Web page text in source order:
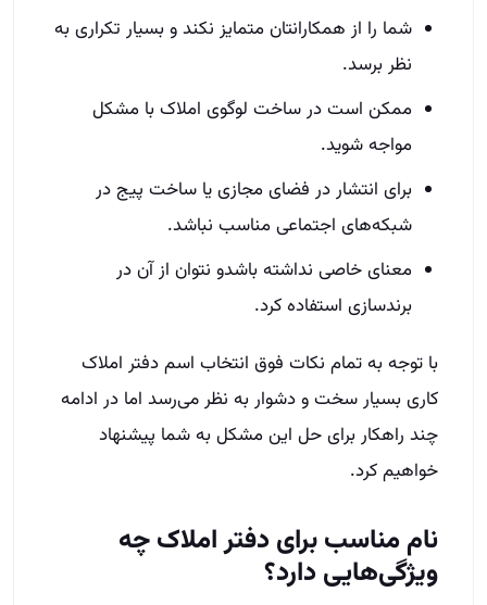
شما را از همکارانتان متمایز نکند و بسیار تکراری به
نظر برسد.
ممکن است در ساخت لوگوی املاک با مشکل
مواجه شوید.
برای انتشار در فضای مجازی یا ساخت پیج در
شبکه‌های اجتماعی مناسب نباشد.
معنای خاصی نداشته باشدو نتوان از آن در
برندسازی استفاده کرد.
با توجه به تمام نکات فوق انتخاب اسم دفتر املاک
کاری بسیار سخت و دشوار به نظر می‌رسد اما در ادامه
چند راهکار برای حل این مشکل به شما پیشنهاد
خواهیم کرد.
نام مناسب برای دفتر املاک چه
ویژگی‌هایی دارد؟